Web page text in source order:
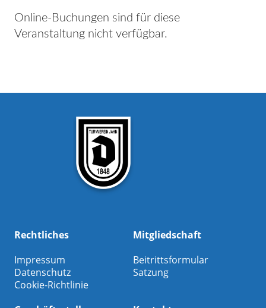
Online-Buchungen sind für diese
Veranstaltung nicht verfügbar.
Rechtliches
Impressum
Datenschutz
Cookie-Richtlinie
Mitgliedschaft
Beitrittsformular
Satzung